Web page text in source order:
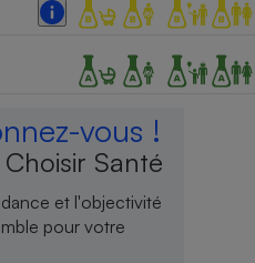
vous !
Santé
et l'objectivité
pour votre